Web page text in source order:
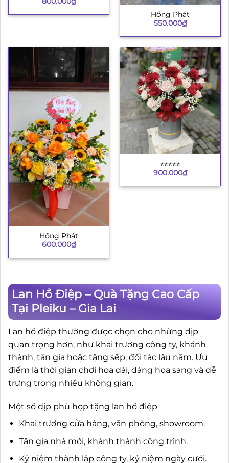
Hồng Phát
550.000₫
Hồng Phát
600.000₫
⭐︎⭐︎⭐︎⭐︎⭐︎
900.000₫
Lan Hồ Điệp – Quà Tặng Cao Cấp
Tại Pleiku – Gia Lai
Lan hồ điệp thường được chọn cho những dịp
quan trọng hơn, như khai trương công ty, khánh
thành, tân gia hoặc tặng sếp, đối tác lâu năm. Ưu
điểm là thời gian chơi hoa dài, dáng hoa sang và dễ
trưng trong nhiều không gian.
Một số dịp phù hợp tặng lan hồ điệp
Khai trương cửa hàng, văn phòng, showroom.
Tân gia nhà mới, khánh thành công trình.
Kỷ niệm thành lập công ty, kỷ niệm ngày cưới.